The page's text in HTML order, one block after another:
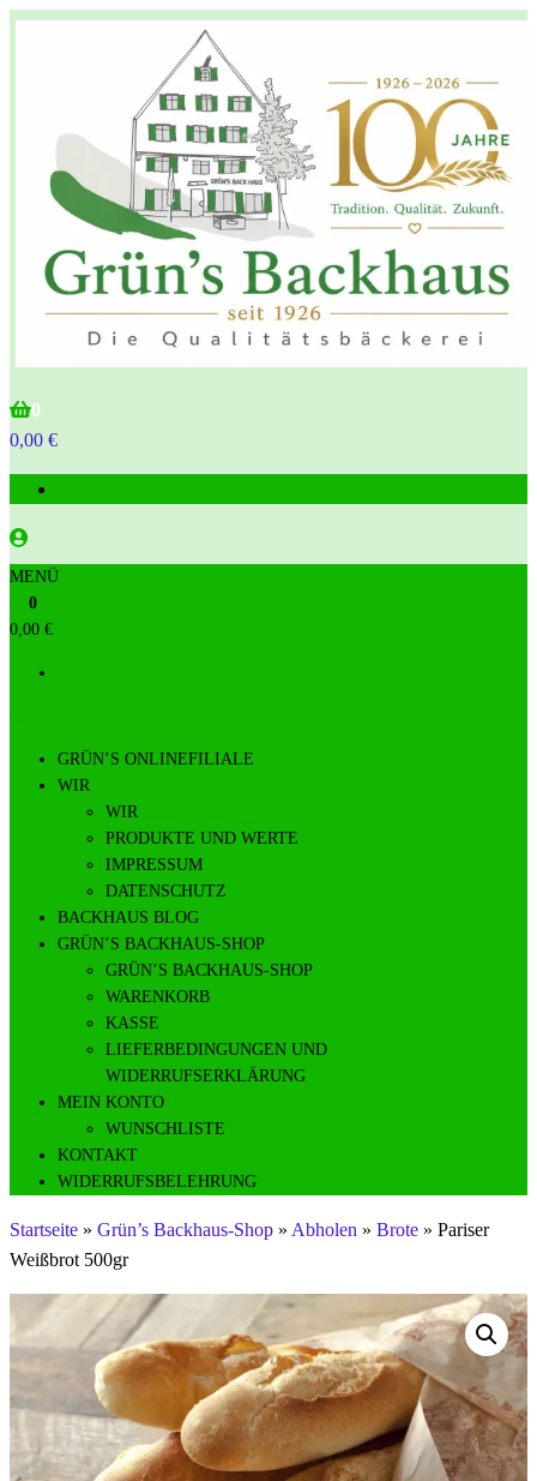
Grün's Backhaus
0
0,00 €
MENÜ
0
0,00 €
GRÜN’S ONLINEFILIALE
WIR
WIR
PRODUKTE UND WERTE
IMPRESSUM
DATENSCHUTZ
BACKHAUS BLOG
GRÜN’S BACKHAUS-SHOP
GRÜN’S BACKHAUS-SHOP
WARENKORB
KASSE
LIEFERBEDINGUNGEN UND
WIDERRUFSERKLÄRUNG
MEIN KONTO
WUNSCHLISTE
KONTAKT
WIDERRUFSBELEHRUNG
Startseite » Grün’s Backhaus-Shop » Abholen » Brote » Pariser
Weißbrot 500gr